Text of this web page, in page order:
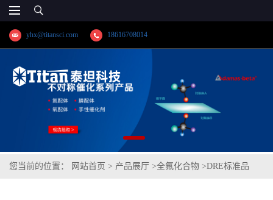
yhx@titansci.com 18616708014
您当前的位置： 网站首页 > 产品展厅 >全氟化合物 >DRE标准品